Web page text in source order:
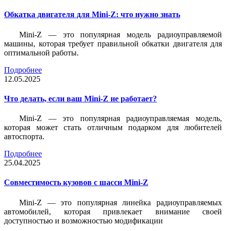
Обкатка двигателя для Mini-Z: что нужно знать
Mini-Z — это популярная модель радиоуправляемой
машины, которая требует правильной обкатки двигателя для
оптимальной работы.
Подробнее
12.05.2025
Что делать, если ваш Mini-Z не работает?
Mini-Z — это популярная радиоуправляемая модель,
которая может стать отличным подарком для любителей
автоспорта.
Подробнее
25.04.2025
Совместимость кузовов с шасси Mini-Z
Mini-Z — это популярная линейка радиоуправляемых
автомобилей, которая привлекает внимание своей
доступностью и возможностью модификации